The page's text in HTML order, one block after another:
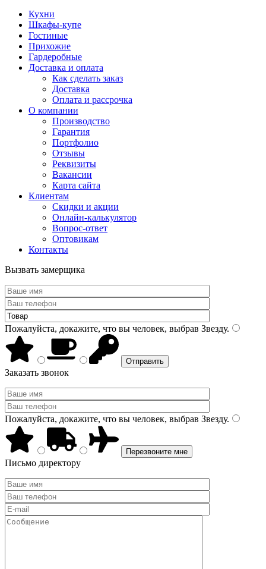
Кухни
Шкафы-купе
Гостиные
Прихожие
Гардеробные
Доставка и оплата
Как сделать заказ
Доставка
Оплата и рассрочка
О компании
Производство
Гарантия
Портфолио
Отзывы
Реквизиты
Вакансии
Карта сайта
Клиентам
Скидки и акции
Онлайн-калькулятор
Вопрос-ответ
Оптовикам
Контакты
Вызвать замерщика
Пожалуйста, докажите, что вы человек, выбрав Звезду.
Заказать звонок
Пожалуйста, докажите, что вы человек, выбрав Звезду.
Письмо директору